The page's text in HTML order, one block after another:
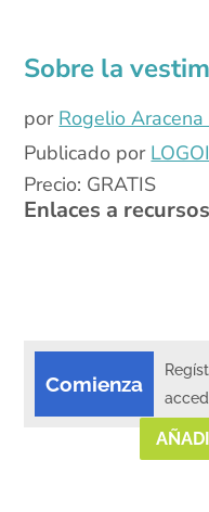
Sobre la
por Rogelio
Publicado por LOGOI
Precio: GRATIS
Enlaces a recursos
Comienza